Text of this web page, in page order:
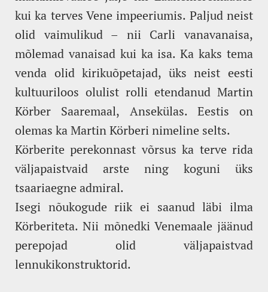
kui ka terves Vene impeeriumis. Paljud neist
olid vaimulikud – nii Carli vanavanaisa,
mõlemad vanaisad kui ka isa. Ka kaks tema
venda olid kirikuõpetajad, üks neist eesti
kultuuriloos olulist rolli etendanud Martin
Körber Saaremaal, Ansekülas. Eestis on
olemas ka Martin Körberi nimeline selts.
Körberite perekonnast võrsus ka terve rida
väljapaistvaid arste ning koguni üks
tsaariaegne admiral.
Isegi nõukogude riik ei saanud läbi ilma
Körberiteta. Nii mõnedki Venemaale jäänud
perepojad olid väljapaistvad
lennukikonstruktorid.